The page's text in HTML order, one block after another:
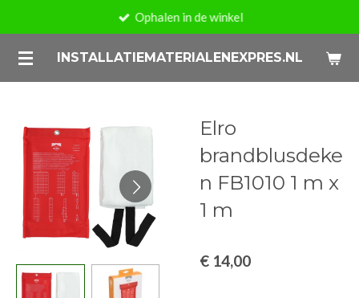
naar
de
INSTALLATIEMATERIALENEXPRES.NL
Ophalen in de winkel
Elro
brandblusdeke
n FB1010 1 m x
1 m
€ 14,00